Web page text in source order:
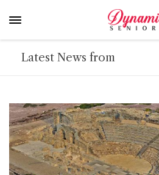
Latest News from